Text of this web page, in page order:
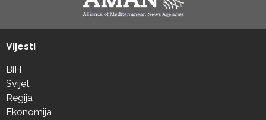
Vijesti
BiH
Svijet
Regija
Ekonomija